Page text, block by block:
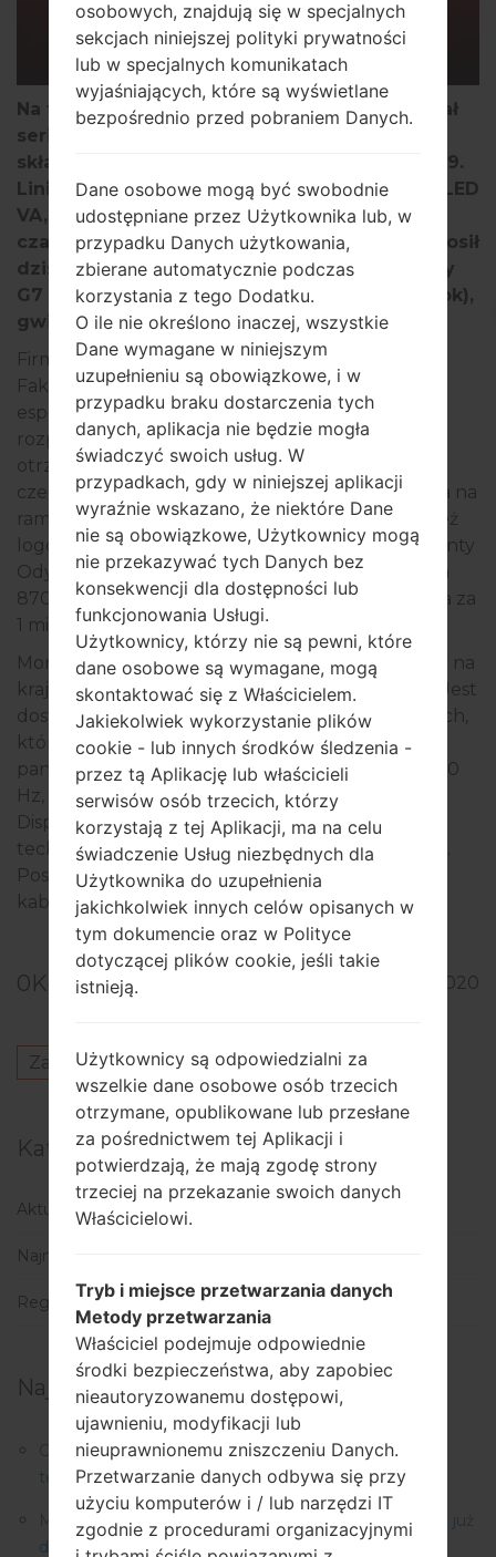
Na targach CES 2020 Samsung zaprezentował
serię monitorów do gier Odyssey, na którą
składały się modele Odyssey G7 i Odyssey G9.
Linia obejmuje zakrzywione wyświetlacze QLED
VA, częstotliwość odświeżania 240 Hz, HDR,
czas reakcji 1 ms GTG i G-Sync. Samsung ogłosił
dzisiaj, że wypuścił specjalną edycję Odyssey
G7 inspirowaną przez Fakera (Lee Sang-Hyeok),
gwiazdę T1 League of Legends.
Firma opracowała monitor do gier Odyssey G7 T1
Faker Edition we współpracy z organizacją
esportową SK Telecom T1. Ich współpraca
rozpoczęła się cztery miesiące temu. Monitor
otrzymał charakterystyczne kolory Fakera:
czerwony i ciemny srebrny, a także podpis Fakera na
ramce w dolnym rogu i na podstawce. Ma również
logo partnerskie Samsung i T1. Istnieją dwa warianty
Odyssey G7 T1 Faker Edition: 27-calowa wersja za
870 000 KRW (około 747 USD) i 32-calowa wersja za
1 milion KRW (około 859 USD).
Monitor do gier Odyssey G7 został wprowadzony na
krajowy rynek Samsunga cztery miesiące temu. Jest
dostępny w wariantach 27-calowych i 32-calowych,
które obejmują zakrzywione ekrany 1000R z
panelami VA QLED, częstotliwość odświeżania 240
Hz, rozdzielczość QHD, czas reakcji 1 ms GTG i
DisplayHDR 600. Monitor obsługuje zarówno
technologię AMD FreeSync 2, jak i Nvidia G -Sync.
Posiada również oświetlenie „Core” i zarządzanie
kablami.
0Komentarze 22.09.2020
Zaloguj sięaby opublikować komentarz.
Kategorie
Aktualizacje (1)
Najnowsze wiadomości
Regiony (1)
Najważniejsze wiadomości:
Оpis regionów oprogramowania układowego dla
telefonów Samsung
Majowa aktualizacja zabezpieczeń dla Galaxy S22 jest już
dostępna! Pobierz go już teraz!
osobowych, znajdują się w specjalnych
sekcjach niniejszej polityki prywatności
lub w specjalnych komunikatach
wyjaśniających, które są wyświetlane
bezpośrednio przed pobraniem Danych.
Dane osobowe mogą być swobodnie
udostępniane przez Użytkownika lub, w
przypadku Danych użytkowania,
zbierane automatycznie podczas
korzystania z tego Dodatku.
O ile nie określono inaczej, wszystkie
Dane wymagane w niniejszym
uzupełnieniu są obowiązkowe, i w
przypadku braku dostarczenia tych
danych, aplikacja nie będzie mogła
świadczyć swoich usług. W
przypadkach, gdy w niniejszej aplikacji
wyraźnie wskazano, że niektóre Dane
nie są obowiązkowe, Użytkownicy mogą
nie przekazywać tych Danych bez
konsekwencji dla dostępności lub
funkcjonowania Usługi.
Użytkownicy, którzy nie są pewni, które
dane osobowe są wymagane, mogą
skontaktować się z Właścicielem.
Jakiekolwiek wykorzystanie plików
cookie - lub innych środków śledzenia -
przez tą Aplikację lub właścicieli
serwisów osób trzecich, którzy
korzystają z tej Aplikacji, ma na celu
świadczenie Usług niezbędnych dla
Użytkownika do uzupełnienia
jakichkolwiek innych celów opisanych w
tym dokumencie oraz w Polityce
dotyczącej plików cookie, jeśli takie
istnieją.
Użytkownicy są odpowiedzialni za
wszelkie dane osobowe osób trzecich
otrzymane, opublikowane lub przesłane
za pośrednictwem tej Aplikacji i
potwierdzają, że mają zgodę strony
trzeciej na przekazanie swoich danych
Właścicielowi.
Tryb i miejsce przetwarzania danych
Metody przetwarzania
Właściciel podejmuje odpowiednie
środki bezpieczeństwa, aby zapobiec
nieautoryzowanemu dostępowi,
ujawnieniu, modyfikacji lub
nieuprawnionemu zniszczeniu Danych.
Przetwarzanie danych odbywa się przy
użyciu komputerów i / lub narzędzi IT
zgodnie z procedurami organizacyjnymi